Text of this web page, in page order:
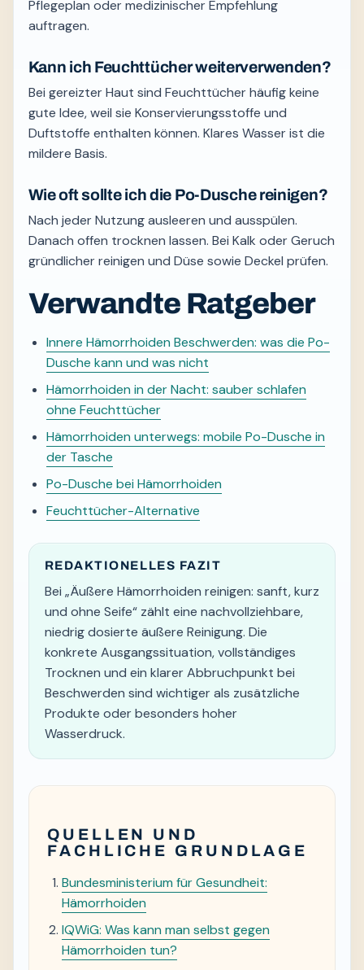
Pflegeplan oder medizinischer Empfehlung
auftragen.
Kann ich Feuchttücher weiterverwenden?
Bei gereizter Haut sind Feuchttücher häufig keine
gute Idee, weil sie Konservierungsstoffe und
Duftstoffe enthalten können. Klares Wasser ist die
mildere Basis.
Wie oft sollte ich die Po-Dusche reinigen?
Nach jeder Nutzung ausleeren und ausspülen.
Danach offen trocknen lassen. Bei Kalk oder Geruch
gründlicher reinigen und Düse sowie Deckel prüfen.
Verwandte Ratgeber
Innere Hämorrhoiden Beschwerden: was die Po-
Dusche kann und was nicht
Hämorrhoiden in der Nacht: sauber schlafen
ohne Feuchttücher
Hämorrhoiden unterwegs: mobile Po-Dusche in
der Tasche
Po-Dusche bei Hämorrhoiden
Feuchttücher-Alternative
REDAKTIONELLES FAZIT
Bei „Äußere Hämorrhoiden reinigen: sanft, kurz
und ohne Seife“ zählt eine nachvollziehbare,
niedrig dosierte äußere Reinigung. Die
konkrete Ausgangssituation, vollständiges
Trocknen und ein klarer Abbruchpunkt bei
Beschwerden sind wichtiger als zusätzliche
Produkte oder besonders hoher
Wasserdruck.
QUELLEN UND
FACHLICHE GRUNDLAGE
Bundesministerium für Gesundheit:
Hämorrhoiden
IQWiG: Was kann man selbst gegen
Hämorrhoiden tun?